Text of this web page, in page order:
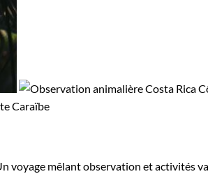
voyage mêlant observation et activités